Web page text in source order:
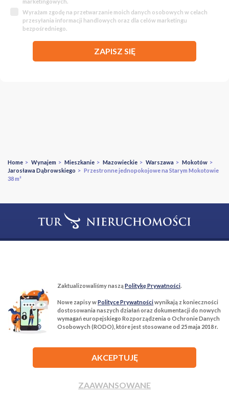
marketingowych.
Wyrażam zgodę na przetwarzanie moich danych osobowych w celach
przesyłania informacji handlowych oraz dla celów marketingu
bezpośredniego.
ZAPISZ SIĘ
Home > Wynajem > Mieszkanie > Mazowieckie > Warszawa > Mokotów >
Jarosława Dąbrowskiego > Przestronne jednopokojowe na Starym Mokotowie
38 m²
03−134 Warszawa, ul. Książkowa 10/4u
ROZWIŃ
Agencja nieruchomości Tur Nieruchomości © 2026 Wszelkie prawa
zastrzeżone.
Zaktualizowaliśmy naszą Politykę Prywatności.
Nowe zapisy wPolityce Prywatnościwynikają z konieczności
dostosowania naszych działań oraz dokumentacji do nowych
wymagań europejskiego Rozporządzenia o Ochronie Danych
Osobowych (RODO), które jest stosowane od 25 maja 2018 r.
AKCEPTUJĘ
ZAAWANSOWANE